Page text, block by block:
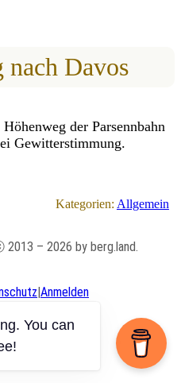
nach Davos
der Parsennbahn
Gewitterstimmung.
Kategorien: Allgemein
– 2026 by berg.land.
|Anmelden
You can